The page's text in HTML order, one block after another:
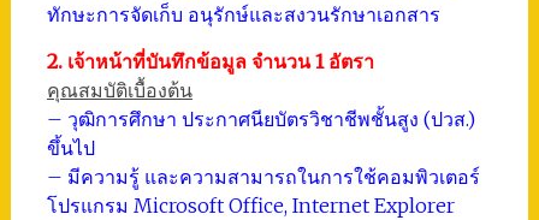
ทักษะการจัดเก็บ อนุรักษ์และสงวนรักษาเอกสาร
2. เจ้าหน้าที่บันทึกข้อมูล จำนวน 1 อัตรา
คุณสมบัติเบื้องต้น
– วุฒิการศึกษา ประกาศนียบัตรวิชาชีพชั้นสูง (ปวส.)
ขึ้นไป
– มีความรู้ และความสามารถในการใช้คอมพิวเตอร์
โปรแกรม Microsoft Office, Internet Explorer